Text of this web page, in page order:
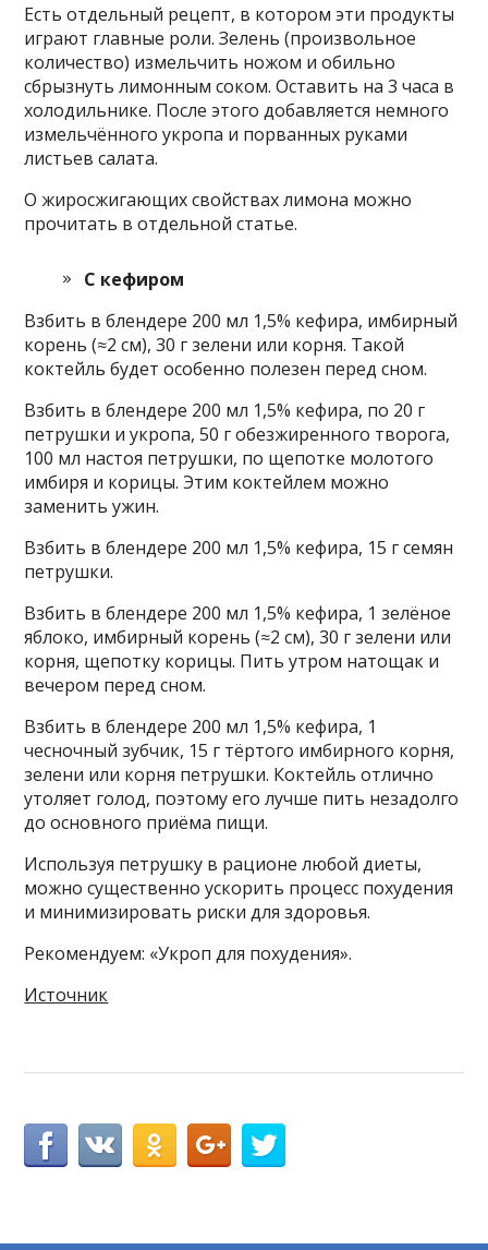
Есть отдельный рецепт, в котором эти продукты
играют главные роли. Зелень (произвольное
количество) измельчить ножом и обильно
сбрызнуть лимонным соком. Оставить на 3 часа в
холодильнике. После этого добавляется немного
измельчённого укропа и порванных руками
листьев салата.
О жиросжигающих свойствах лимона можно
прочитать в отдельной статье.
С кефиром
Взбить в блендере 200 мл 1,5% кефира, имбирный
корень (≈2 см), 30 г зелени или корня. Такой
коктейль будет особенно полезен перед сном.
Взбить в блендере 200 мл 1,5% кефира, по 20 г
петрушки и укропа, 50 г обезжиренного творога,
100 мл настоя петрушки, по щепотке молотого
имбиря и корицы. Этим коктейлем можно
заменить ужин.
Взбить в блендере 200 мл 1,5% кефира, 15 г семян
петрушки.
Взбить в блендере 200 мл 1,5% кефира, 1 зелёное
яблоко, имбирный корень (≈2 см), 30 г зелени или
корня, щепотку корицы. Пить утром натощак и
вечером перед сном.
Взбить в блендере 200 мл 1,5% кефира, 1
чесночный зубчик, 15 г тёртого имбирного корня,
зелени или корня петрушки. Коктейль отлично
утоляет голод, поэтому его лучше пить незадолго
до основного приёма пищи.
Используя петрушку в рационе любой диеты,
можно существенно ускорить процесс похудения
и минимизировать риски для здоровья.
Рекомендуем: «Укроп для похудения».
Источник